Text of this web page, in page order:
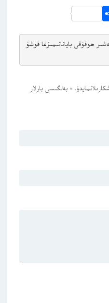
Share
ھوقۇقى باياناتىمىزغا قوشۇ
* بەلگىسى بارلار